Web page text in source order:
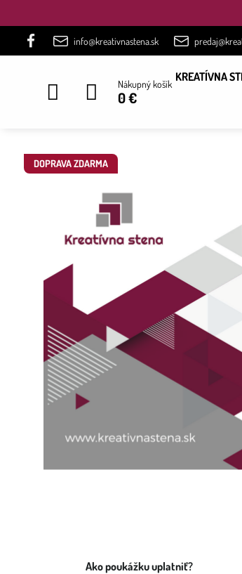
info@kreativnastena.sk
Nákupný košík
0 €
KREATÍVNA
DOPRAVA ZDARMA
Ako poukážku uplatniť?